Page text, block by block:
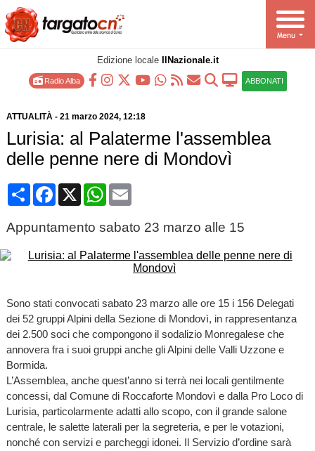
Edizione locale IlNazionale.it
Radio Alba ABBONATI
ATTUALITÀ- 21 marzo 2024, 12:18
Lurisia: al Palaterme l'assemblea
delle penne nere di Mondovì
CondividiFacebook
X WhatsApp
Email
Appuntamento sabato 23 marzo alle 15
Sono stati convocati sabato 23 marzo alle ore 15 i 156 Delegati
dei 52 gruppi Alpini della Sezione di Mondovì, in rappresentanza
dei 2.500 soci che compongono il sodalizio Monregalese che
annovera fra i suoi gruppi anche gli Alpini delle Valli Uzzone e
Bormida.
L’Assemblea, anche quest’anno si terrà nei locali gentilmente
concessi, dal Comune di Roccaforte Mondovì e dalla Pro Loco di
Lurisia, particolarmente adatti allo scopo, con il grande salone
centrale, le salette laterali per la segreteria, e per le votazioni,
nonché con servizi e parcheggi idonei. Il Servizio d’ordine sarà